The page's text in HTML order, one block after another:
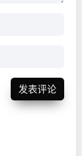
发表评论